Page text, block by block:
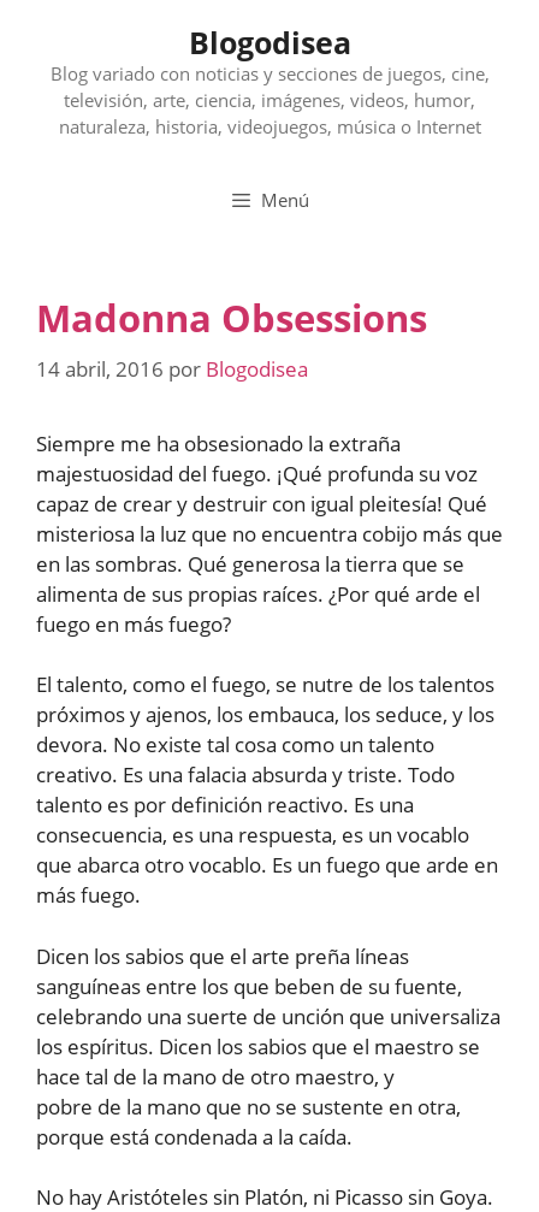
contenido
Blogodisea
Blog variado con noticias y secciones de juegos, cine,
televisión, arte, ciencia, imágenes, videos, humor,
naturaleza, historia, videojuegos, música o Internet
Menú
Madonna Obsessions
14 abril, 2016 por Blogodisea
Siempre me ha obsesionado la extraña
majestuosidad del fuego. ¡Qué profunda su voz
capaz de crear y destruir con igual pleitesía! Qué
misteriosa la luz que no encuentra cobijo más que
en las sombras. Qué generosa la tierra que se
alimenta de sus propias raíces. ¿Por qué arde el
fuego en más fuego?
El talento, como el fuego, se nutre de los talentos
próximos y ajenos, los embauca, los seduce, y los
devora. No existe tal cosa como un talento
creativo. Es una falacia absurda y triste. Todo
talento es por definición reactivo. Es una
consecuencia, es una respuesta, es un vocablo
que abarca otro vocablo. Es un fuego que arde en
más fuego.
Dicen los sabios que el arte preña líneas
sanguíneas entre los que beben de su fuente,
celebrando una suerte de unción que universaliza
los espíritus. Dicen los sabios que el maestro se
hace tal de la mano de otro maestro, y
pobre de la mano que no se sustente en otra,
porque está condenada a la caída.
No hay Aristóteles sin Platón, ni Picasso sin Goya.